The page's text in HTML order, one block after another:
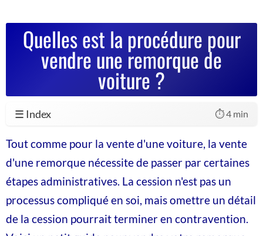
Quelles est la procédure pour
vendre une remorque de
voiture ?
☰ Index ⏱️ 4 min
Tout comme pour la vente d'une voiture, la vente
d'une remorque nécessite de passer par certaines
étapes administratives. La cession n'est pas un
processus compliqué en soi, mais omettre un détail
de la cession pourrait terminer en contravention.